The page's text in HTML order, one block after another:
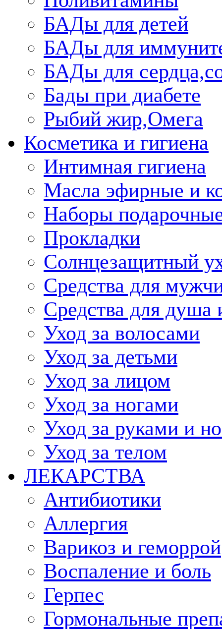
БАДы для детей
БАДы для
БАДы для
Бады при диабете
Рыбий жир,Омега
Косметика и гигиена
Интимная гигиена
Масла эфирные и
Наборы
Прокладки
Солнцезащитный
Средства для
Средства для душа
Уход за волосами
Уход за детьми
Уход за лицом
Уход за ногами
Уход за руками и
Уход за телом
ЛЕКАРСТВА
Антибиотики
Аллергия
Варикоз и геморрой
Воспаление и боль
Герпес
Гормональные